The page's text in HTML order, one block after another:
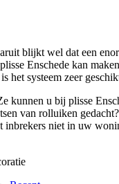
blijkt wel dat een
Enschede kan
systeem zeer
kunnen u bij plisse
van rolluiken
niet in uw